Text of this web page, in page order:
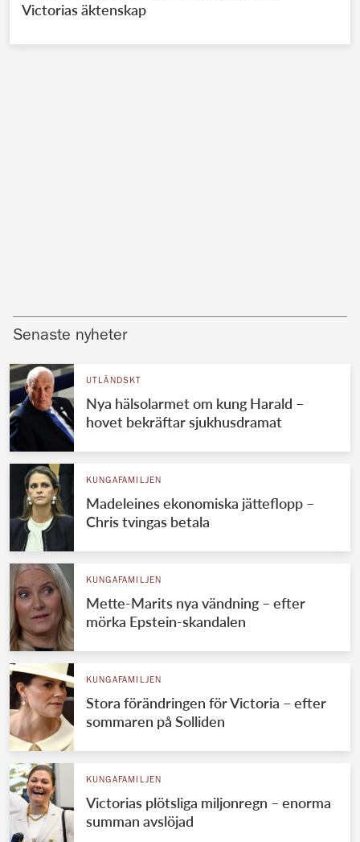
Victorias äktenskap
Senaste nyheter
UTLÄNDSKT
Nya hälsolarmet om kung Harald –
hovet bekräftar sjukhusdramat
KUNGAFAMILJEN
Madeleines ekonomiska jätteflopp –
Chris tvingas betala
KUNGAFAMILJEN
Mette-Marits nya vändning – efter
mörka Epstein-skandalen
KUNGAFAMILJEN
Stora förändringen för Victoria – efter
sommaren på Solliden
KUNGAFAMILJEN
Victorias plötsliga miljonregn – enorma
summan avslöjad